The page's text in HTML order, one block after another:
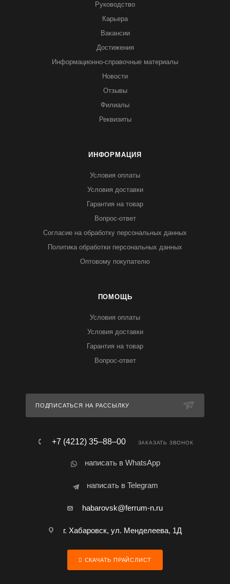
Руководство
Карьера
Вакансии
Достижения
Информационно-справочные материалы
Новости
Отзывы
Филиалы
Реквизиты
ИНФОРМАЦИЯ
Условия оплаты
Условия доставки
Гарантия на товар
Вопрос-ответ
Согласие на обработку персональных данных
Политика обработки персональных данных
Оптовому покупателю
ПОМОЩЬ
Условия оплаты
Условия доставки
Гарантия на товар
Вопрос-ответ
ПОДПИСАТЬСЯ НА РАССЫЛКУ
+7 (4212) 35‒88‒00 ЗАКАЗАТЬ ЗВОНОК
написать в WhatsApp
написать в Telegram
habarovsk@ferrum-n.ru
г. Хабаровск, ул. Менделеева, 1Д
СКАЧАТЬ ПРАЙСЛИСТ